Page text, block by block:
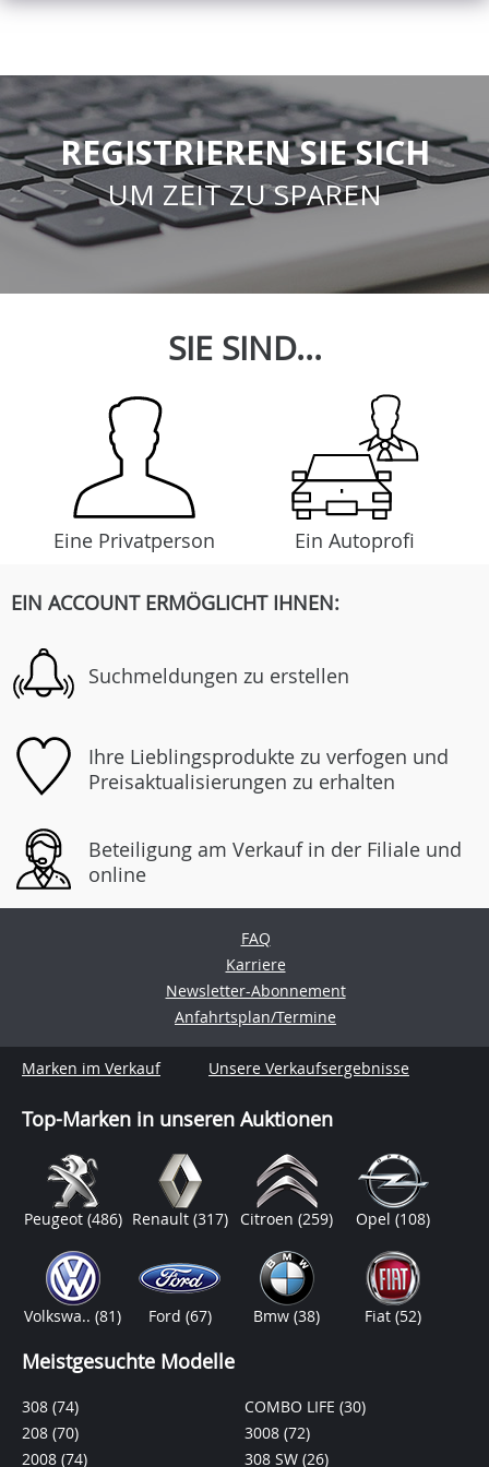
REGISTRIEREN SIE SICH
UM ZEIT ZU SPAREN
SIE SIND...
Eine Privatperson Ein Autoprofi
EIN ACCOUNT ERMÖGLICHT IHNEN:
Suchmeldungen zu erstellen
Ihre Lieblingsprodukte zu verfogen und
Preisaktualisierungen zu erhalten
Beteiligung am Verkauf in der Filiale und
online
FAQ
Karriere
Newsletter-Abonnement
Anfahrtsplan/Termine
Marken im Verkauf Unsere Verkaufsergebnisse
Top-Marken in unseren Auktionen
Peugeot (486) Renault (317) Citroen(259) Opel(108)
Volkswa..(81) Ford (67) Bmw(38) Fiat(52)
Meistgesuchte Modelle
308 (74)
208 (70)
2008 (74)
COMBO LIFE (30)
3008 (72)
308 SW (26)